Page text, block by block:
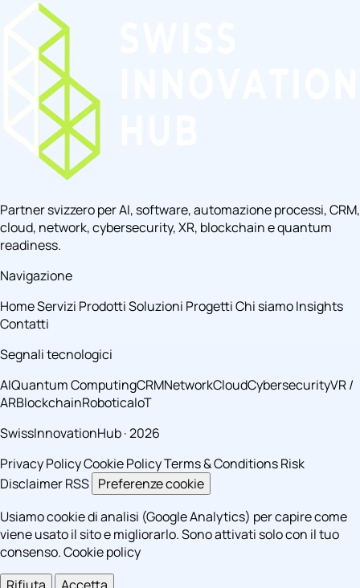
Partner svizzero per AI, software, automazione processi, CRM,
cloud, network, cybersecurity, XR, blockchain e quantum
readiness.
Navigazione
HomeServizi ProdottiSoluzioni ProgettiChi siamoInsights
Contatti
Segnali tecnologici
AIQuantum ComputingCRMNetworkCloudCybersecurityVR /
ARBlockchainRoboticaIoT
SwissInnovationHub · 2026
Privacy PolicyCookie PolicyTerms & ConditionsRisk
DisclaimerRSS Preferenze cookie
Usiamo cookie di analisi (Google Analytics) per capire come
viene usato il sito e migliorarlo. Sono attivati solo con il tuo
consenso.Cookie policy